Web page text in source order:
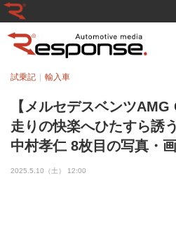
【メルセデスベンツAMG
走りの快楽へひたすら誘
中村孝仁 8枚目の写真・
試乗記 輸入車
2025.5.10（土） 12:00